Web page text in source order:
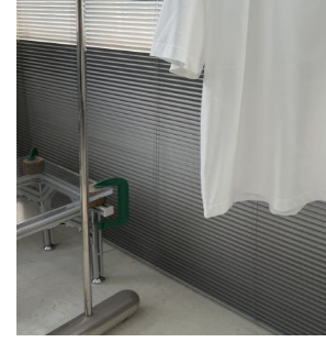
録
ー
管
ら
せ
2026人気特集
バッグ
財布
時計
服
ズボン
衣装セット
靴
住まい用品
アクセサリー
ベルト
スカーフ
アイフォーンケ
ース
小物
最